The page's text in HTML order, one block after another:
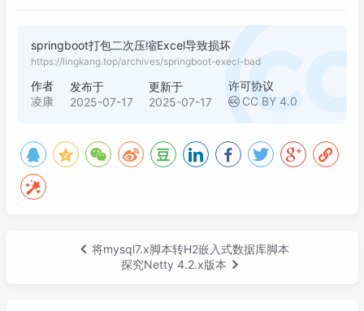
springboot打包二次压缩Excel导致损坏
https://lingkang.top/archives/springboot-execl-bad
作者
凌康
发布于
2025-07-17
更新于
2025-07-17
许可协议
CC BY 4.0
将mysql7.x脚本转H2嵌入式数据库脚本
探究Netty 4.2.x版本